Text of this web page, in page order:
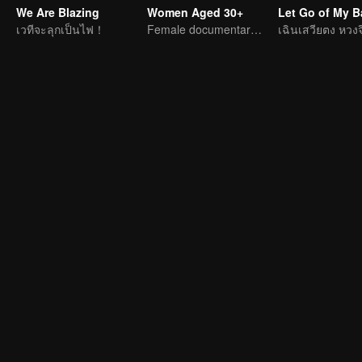
We Are Blazing
เวทีจะลุกเป็นไฟ！
Women Aged 30+
Female documentary talk show